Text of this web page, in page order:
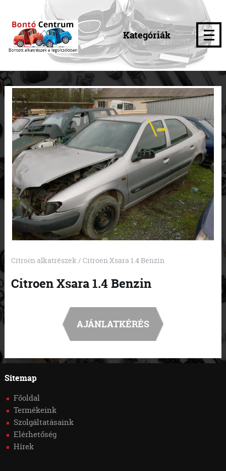
Kategóriák
Citroën alkatrészek / Citroen Xsara 1.4 Benzin
Citroen Xsara 1.4 Benzin
AJÁNLATKÉRÉS
Sitemap
Főoldal
Termékeink
Szolgáltatásaink
Elérhetőség
Hírek